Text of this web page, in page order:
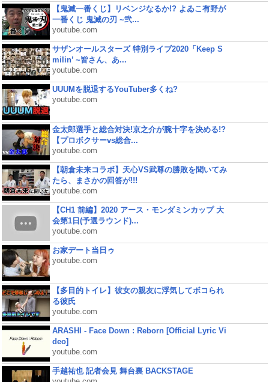
【鬼滅一番くじ】リベンジなるか!? よゐこ有野が
一番くじ 鬼滅の刃 ~弐...
youtube.com
サザンオールスターズ 特別ライブ2020「Keep S
milin’ ~皆さん、あ...
youtube.com
UUUMを脱退するYouTuber多くね?
youtube.com
金太郎選手と総合対決!京之介が腕十字を決める!?
【プロボクサーvs総合...
youtube.com
【朝倉未来コラボ】天心VS武尊の勝敗を聞いてみ
たら、まさかの回答が!!!
youtube.com
【CH1 前編】2020 アース・モンダミンカップ 大
会第1日(予選ラウンド)...
youtube.com
お家デート当日ゥ
youtube.com
【多目的トイレ】彼女の親友に浮気してボコられ
る彼氏
youtube.com
ARASHI - Face Down : Reborn [Official Lyric Vi
deo]
youtube.com
手越祐也 記者会見 舞台裏 BACKSTAGE